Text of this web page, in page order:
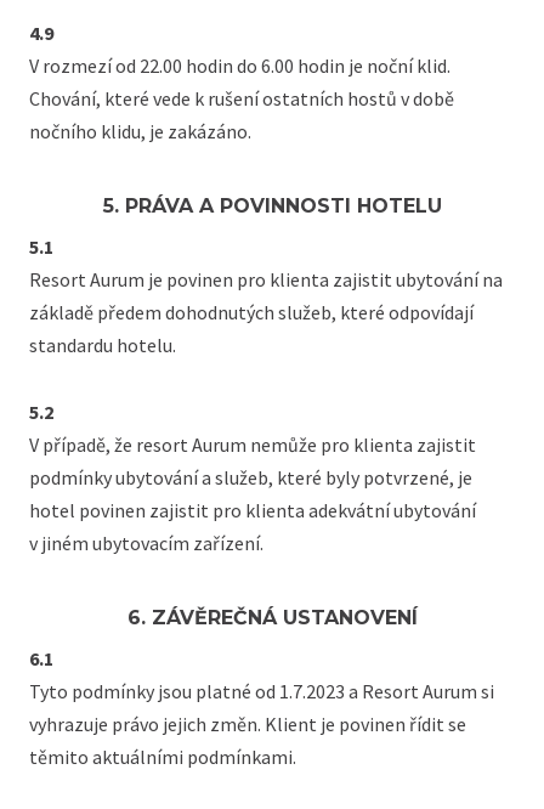
4.9
V rozmezí od 22.00 hodin do 6.00 hodin je noční klid.
Chování, které vede k rušení ostatních hostů v době
nočního klidu, je zakázáno.
5. PRÁVA A POVINNOSTI HOTELU
5.1
Resort Aurum je povinen pro klienta zajistit ubytování na
základě předem dohodnutých služeb, které odpovídají
standardu hotelu.
5.2
V případě, že resort Aurum nemůže pro klienta zajistit
podmínky ubytování a služeb, které byly potvrzené, je
hotel povinen zajistit pro klienta adekvátní ubytování
v jiném ubytovacím zařízení.
6. ZÁVĚREČNÁ USTANOVENÍ
6.1
Tyto podmínky jsou platné od 1.7.2023 a Resort Aurum si
vyhrazuje právo jejich změn. Klient je povinen řídit se
těmito aktuálními podmínkami.